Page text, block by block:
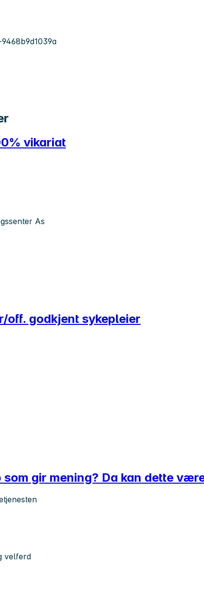
vikariat
As
off. godkjent sykepleier
gir mening? Da kan dette
velferd